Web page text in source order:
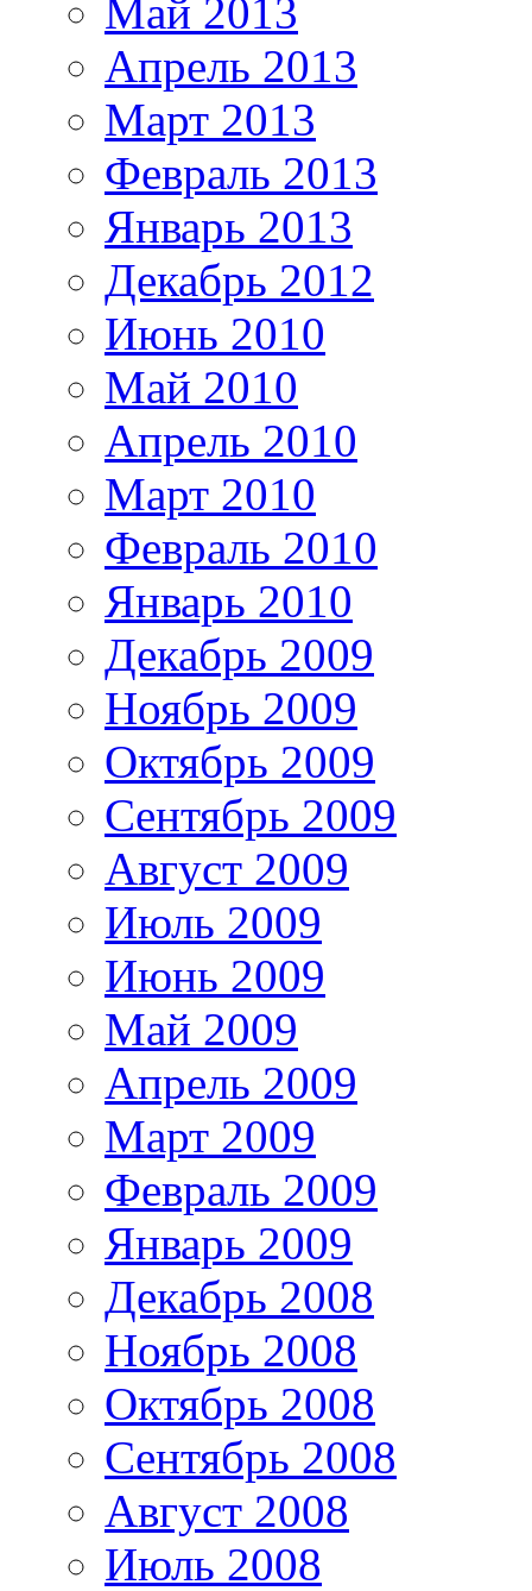
Май 2013
Апрель 2013
Март 2013
Февраль 2013
Январь 2013
Декабрь 2012
Июнь 2010
Май 2010
Апрель 2010
Март 2010
Февраль 2010
Январь 2010
Декабрь 2009
Ноябрь 2009
Октябрь 2009
Сентябрь 2009
Август 2009
Июль 2009
Июнь 2009
Май 2009
Апрель 2009
Март 2009
Февраль 2009
Январь 2009
Декабрь 2008
Ноябрь 2008
Октябрь 2008
Сентябрь 2008
Август 2008
Июль 2008